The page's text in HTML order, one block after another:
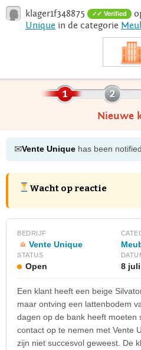
klager1f348875 ✓ Verified
Unique in de categorie
Nieuwe
✉Vente Unique has been
Wacht op reactie
BEDRIJF
Vente Unique
STATUS
Open 8 juli
Een klant heeft een beige
maar ontving een lattenbodem
dagen op de bank heeft moeten
contact op te nemen met Vente
zijn niet succesvol geweest. De